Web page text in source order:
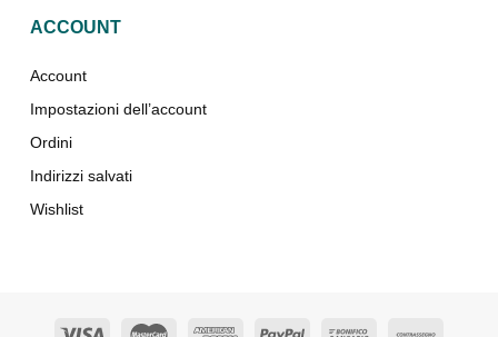
ACCOUNT
Account
Impostazioni dell’account
Ordini
Indirizzi salvati
Wishlist